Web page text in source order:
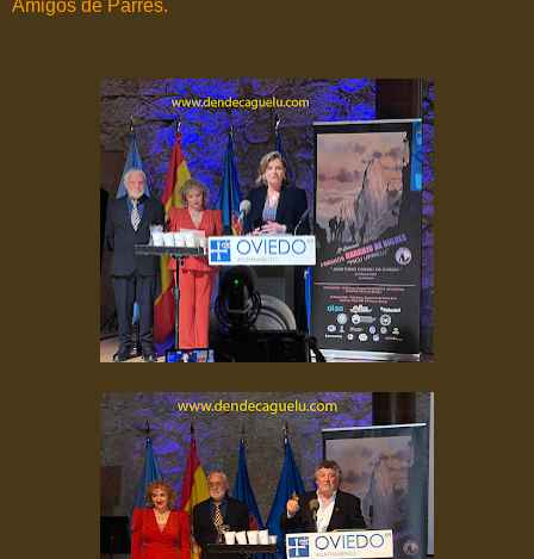
Amigos de Parres.